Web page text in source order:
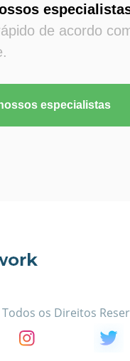
de acordo
especialistas
os Direitos